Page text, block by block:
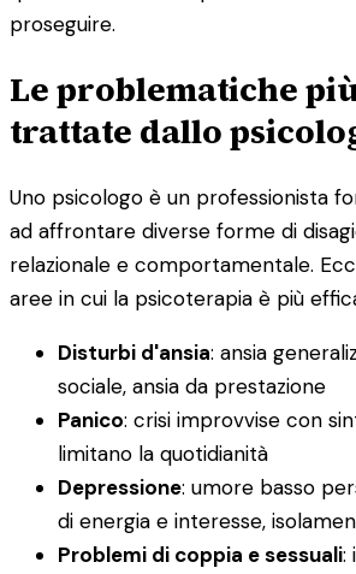
proseguire.
Le problematiche
trattate dallo
Uno psicologo è un professionista
ad affrontare diverse forme di
relazionale e comportamentale.
aree in cui la psicoterapia è più
Disturbi d'ansia: ansia
sociale, ansia da prestazione
Panico: crisi improvvise con
limitano la quotidianità
Depressione: umore basso
di energia e interesse,
Problemi di coppia e sessuali: